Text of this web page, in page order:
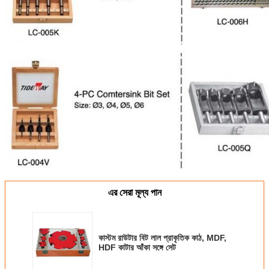
এর সেরা মূল্য পান
কাস্টম রাউটার বিট লাল প্রাকৃতিক কাঠ, MDF,
HDF কাটার আঁকা সঙ্গে সেট